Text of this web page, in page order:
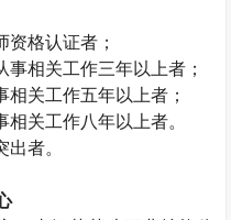
资格认证者；
相关工作三年以上者；
关工作五年以上者；
关工作八年以上者。
者。